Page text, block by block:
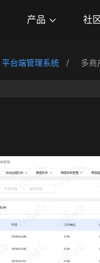
产品 社
平台端管理系统 / 多商